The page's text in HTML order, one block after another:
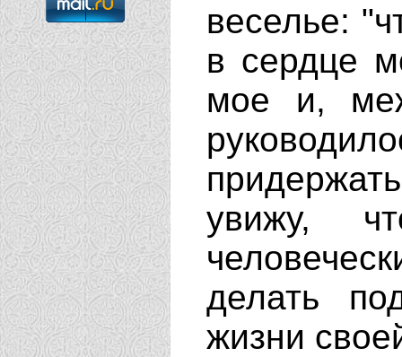
веселье:
в сердце
мое и,
увижу,
делать
жизни